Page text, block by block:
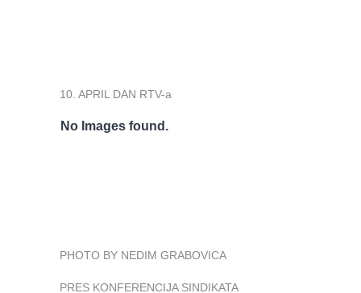
10. APRIL DAN RTV-a
No Images found.
PHOTO BY NEDIM GRABOVICA
PRES KONFERENCIJA SINDIKATA